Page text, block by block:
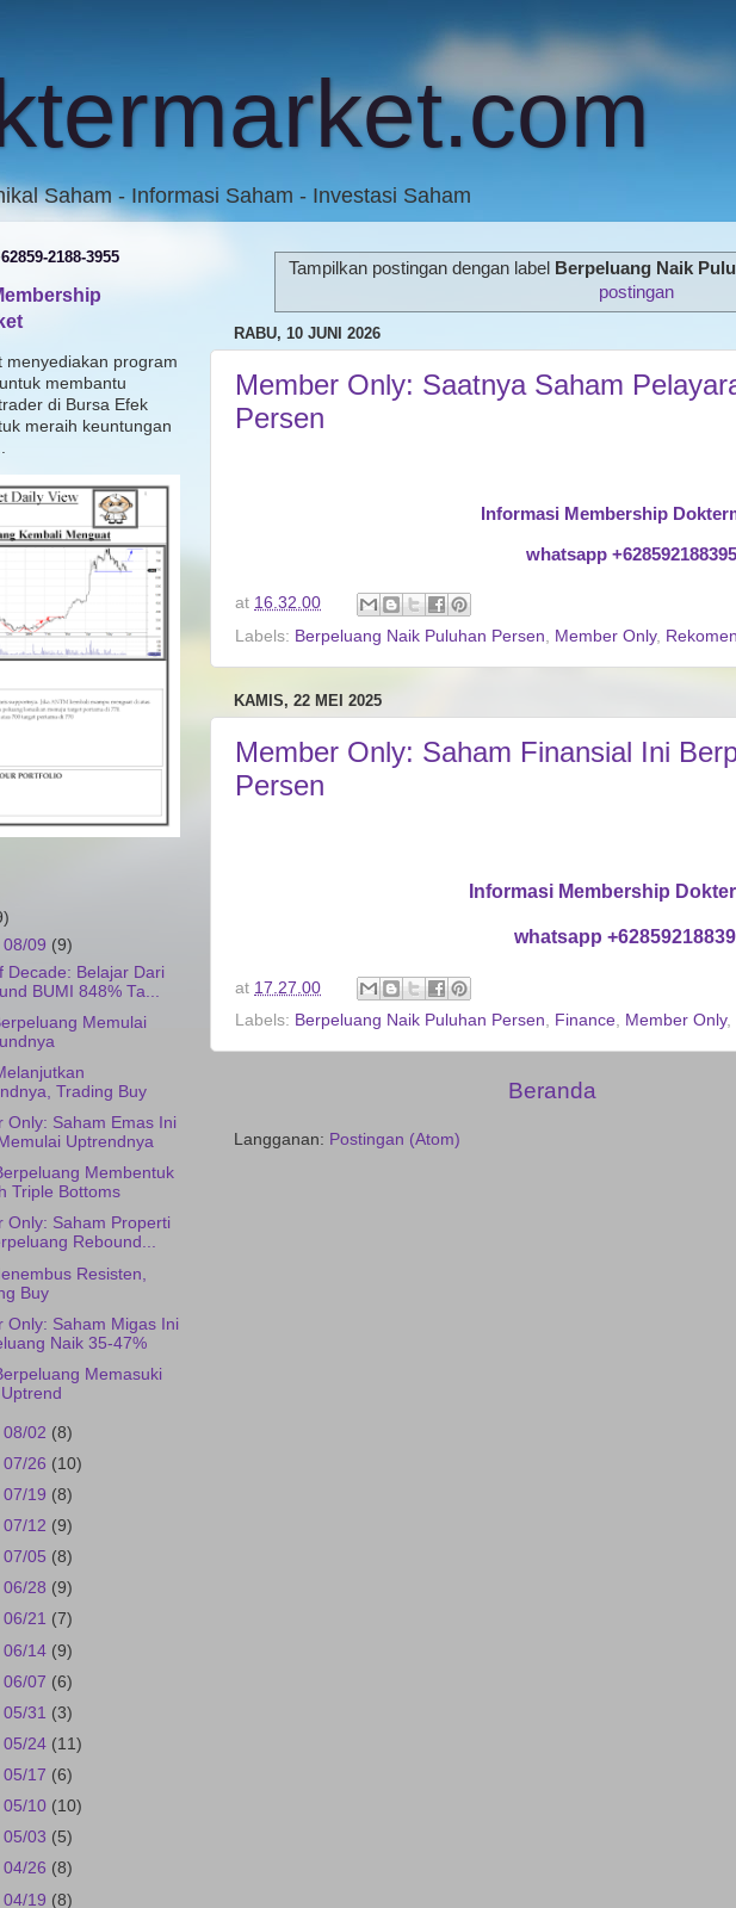
Saham - Informasi Saham - Investasi Saham
Tampilkan postingan dengan label Berpeluang Naik
postingan
RABU, 10 JUNI 2026
Member Only: Saatnya Saham
Persen
Informasi Membership
whatsapp
at 16.32.00
Labels: Berpeluang Naik Puluhan Persen Member Only,
KAMIS, 22 MEI 2025
Member Only: Saham Finansial Ini
Persen
Informasi Membership
whatsapp
at 17.27.00
Labels: Berpeluang Naik Puluhan Persen, Finance, Member Only,
Beranda
Langganan: Postingan (Atom)
2188-3955
menyediakan program
membantu
di Bursa Efek
meraih keuntungan
09 (9)
Decade: Belajar Dari
BUMI 848% Ta...
Memulai
Trading Buy
Only: Saham Emas Ini
Uptrendnya
Membentuk
Triple Bottoms
Only: Saham Properti
Rebound...
Resisten,
Buy
Only: Saham Migas Ini
Naik 35-47%
Memasuki
02 (8)
26 (10)
19 (8)
12 (9)
05 (8)
28 (9)
21 (7)
06/14 (9)
07 (6)
31 (3)
05/24 (11)
17 (6)
05/10 (10)
03 (5)
26 (8)
19 (8)